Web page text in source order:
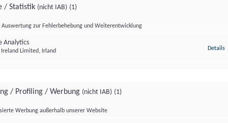
/ Statistik (nicht IAB) (1)
Auswertung zur Fehlerbehebung und Weiterentwicklung
Analytics
Ireland Limited, Irland Details
/ Profiling / Werbung (nicht IAB) (1)
Werbung außerhalb unserer Website